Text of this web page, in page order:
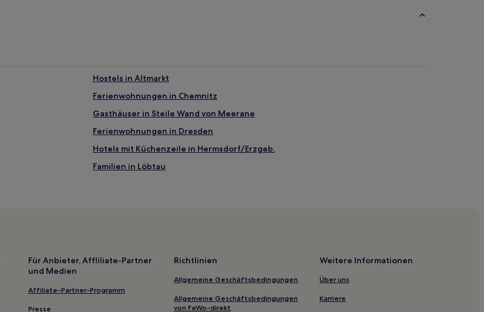
Hostels in Altmarkt
Ferienwohnungen in Chemnitz
Gasthäuser in Steile Wand von Meerane
Ferienwohnungen in Dresden
Hotels mit Küchenzeile in Hermsdorf/Erzgeb.
Familien in Löbtau
Business nahe Brühlsche Gasse
Hotels mit Küchenzeile in Bad Schlema
Für Anbieter, Affliliate-Partner
und Medien
Affiliate-Partner-Programm
Presse
Richtlinien
Allgemeine Geschäftsbedingungen
Allgemeine Geschäftsbedingungen
von FeWo-direkt
Weitere Informationen
Über uns
Karriere